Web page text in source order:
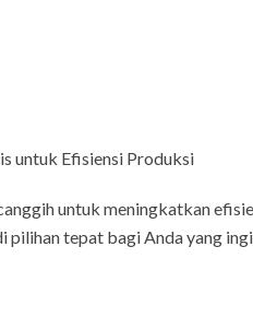
untuk Efisiensi Produksi
untuk meningkatkan
pilihan tepat bagi Anda yang